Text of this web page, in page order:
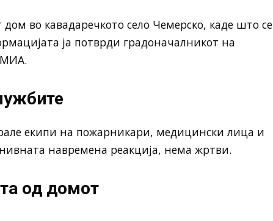
во кавадаречкото село Чемерско, каде што се
ја потврди градоначалникот на
МИА.
екипи на пожарникари, медицински лица и
навремена реакција, нема жртви.
од домот